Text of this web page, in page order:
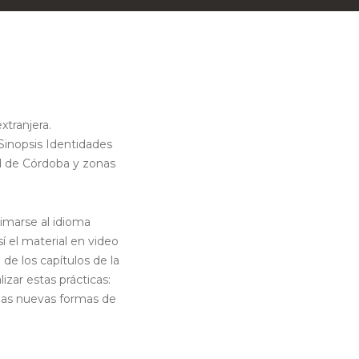
Identidades
Córdoba y zonas
al idioma
el material en video
los capítulos de la
estas prácticas:
nuevas formas de